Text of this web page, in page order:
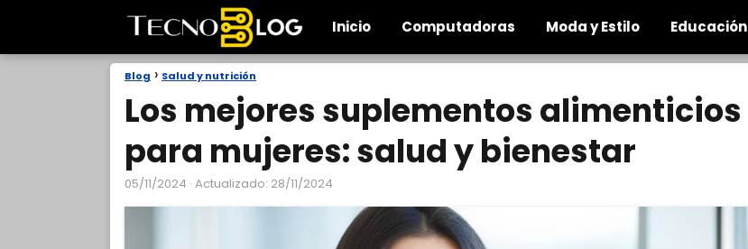
Inicio Computadoras Moda y Estilo Educación
Blog Salud y nutrición
Los mejores suplementos alimenticios
para mujeres: salud y bienestar
05/11/2024 · Actualizado: 28/11/2024